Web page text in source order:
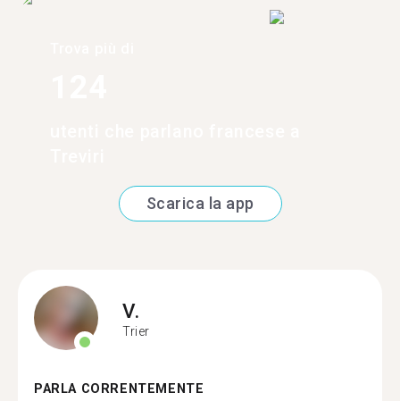
Scarica la app
V.
Trier
PARLA CORRENTEMENTE